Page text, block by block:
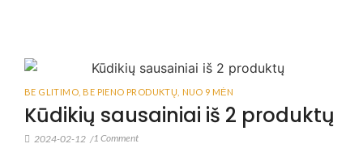
BE GLITIMO BE PIENO PRODUKTŲ NUO 9 MĖN
Kūdikių sausainiai iš 2 produktų
2024-02-12 /1 Comment